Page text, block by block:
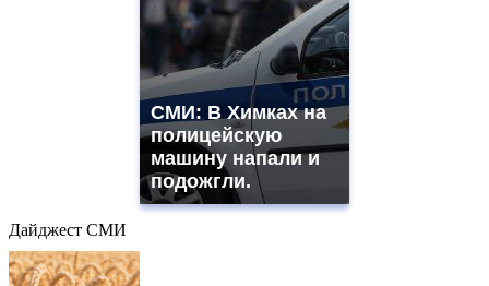
СМИ: В Химках на
полицейскую
машину напали и
подожгли.
Дайджест СМИ